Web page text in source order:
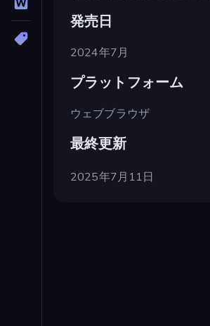
発売日
2024年7月
プラットフォーム
ウェブブラウザ
最終更新
2025年7月11日